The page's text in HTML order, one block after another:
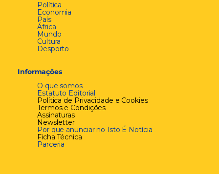
Política
Economia
País
África
Mundo
Cultura
Desporto
Informações
O que somos
Estatuto Editorial
Política de Privacidade e Cookies
Termos e Condições
Assinaturas
Newsletter
Por que anunciar no Isto É Notícia
Ficha Técnica
Parceria